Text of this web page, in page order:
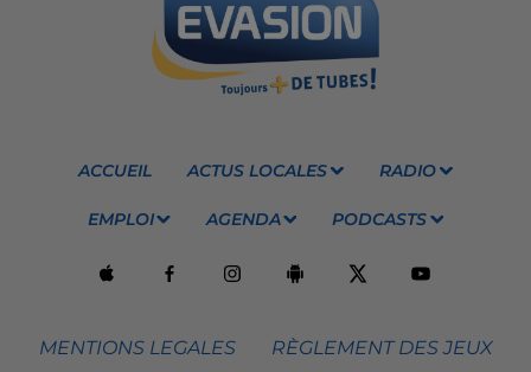
ACCUEIL ACTUS LOCALES RADIO
EMPLOI AGENDA PODCASTS
MENTIONS LEGALES RÈGLEMENT DES JEUX